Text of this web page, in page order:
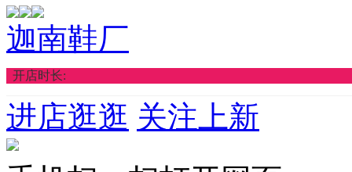
迦南鞋厂
开店时长:
进店逛逛 关注上新